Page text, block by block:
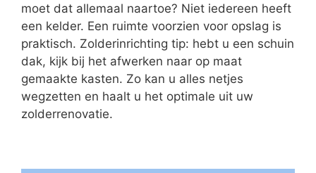
moet dat allemaal naartoe? Niet iedereen heeft
een kelder. Een ruimte voorzien voor opslag is
praktisch. Zolderinrichting tip: hebt u een schuin
dak, kijk bij het afwerken naar op maat
gemaakte kasten. Zo kan u alles netjes
wegzetten en haalt u het optimale uit uw
zolderrenovatie.